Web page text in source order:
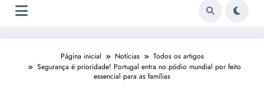
Página inicial Notícias
Todos os artigos
Segurança é prioridade! Portugal entra no pódio mundial por feito
essencial para as famílias